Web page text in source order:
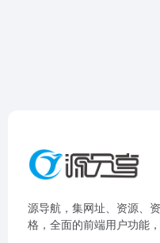
源导航，集网址、资源、
格，全面的前端用户功能